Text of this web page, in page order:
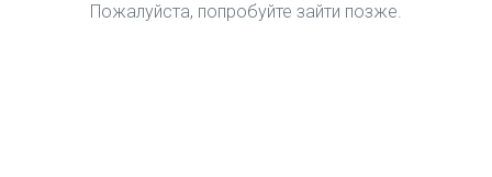
Пожалуйста, попробуйте зайти позже.